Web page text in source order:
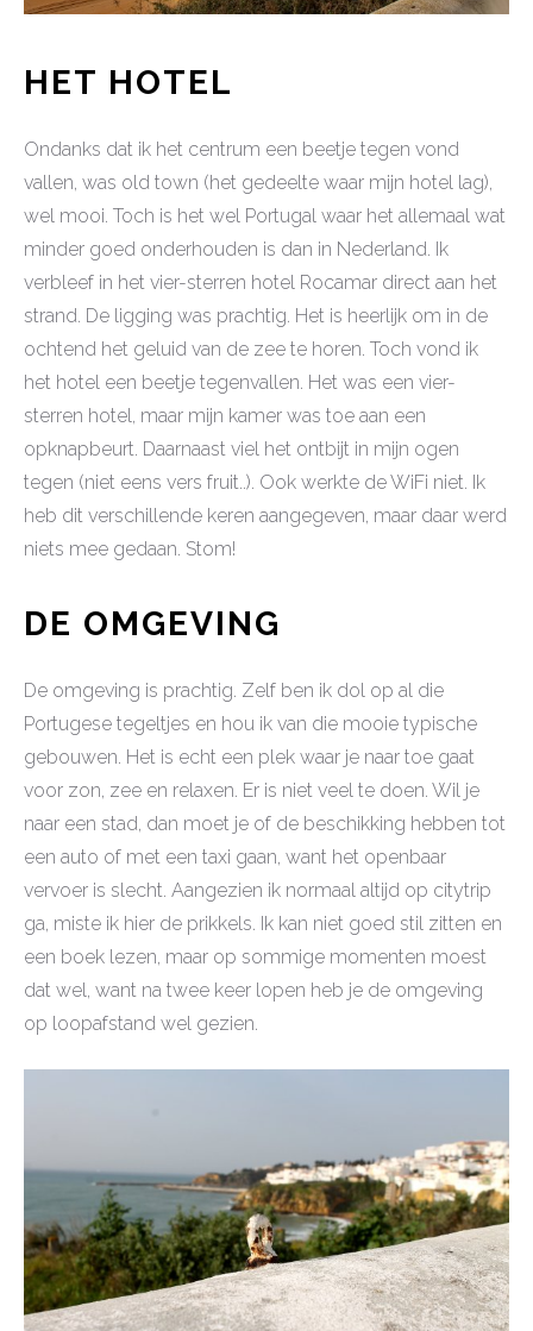
HET HOTEL
Ondanks dat ik het centrum een beetje tegen vond
vallen, was old town (het gedeelte waar mijn hotel lag),
wel mooi. Toch is het wel Portugal waar het allemaal wat
minder goed onderhouden is dan in Nederland. Ik
verbleef in het vier-sterren hotel Rocamar direct aan het
strand. De ligging was prachtig. Het is heerlijk om in de
ochtend het geluid van de zee te horen. Toch vond ik
het hotel een beetje tegenvallen. Het was een vier-
sterren hotel, maar mijn kamer was toe aan een
opknapbeurt. Daarnaast viel het ontbijt in mijn ogen
tegen (niet eens vers fruit..). Ook werkte de WiFi niet. Ik
heb dit verschillende keren aangegeven, maar daar werd
niets mee gedaan. Stom!
DE OMGEVING
De omgeving is prachtig. Zelf ben ik dol op al die
Portugese tegeltjes en hou ik van die mooie typische
gebouwen. Het is echt een plek waar je naar toe gaat
voor zon, zee en relaxen. Er is niet veel te doen. Wil je
naar een stad, dan moet je of de beschikking hebben tot
een auto of met een taxi gaan, want het openbaar
vervoer is slecht. Aangezien ik normaal altijd op citytrip
ga, miste ik hier de prikkels. Ik kan niet goed stil zitten en
een boek lezen, maar op sommige momenten moest
dat wel, want na twee keer lopen heb je de omgeving
op loopafstand wel gezien.